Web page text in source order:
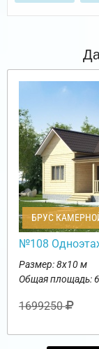
БРУС
№108
Размер: 8х10 м
Общая площадь:
1699250